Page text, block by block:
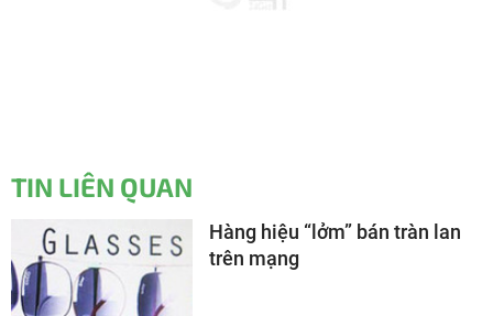
TIN LIÊN QUAN
Hàng hiệu “lởm” bán tràn lan
trên mạng